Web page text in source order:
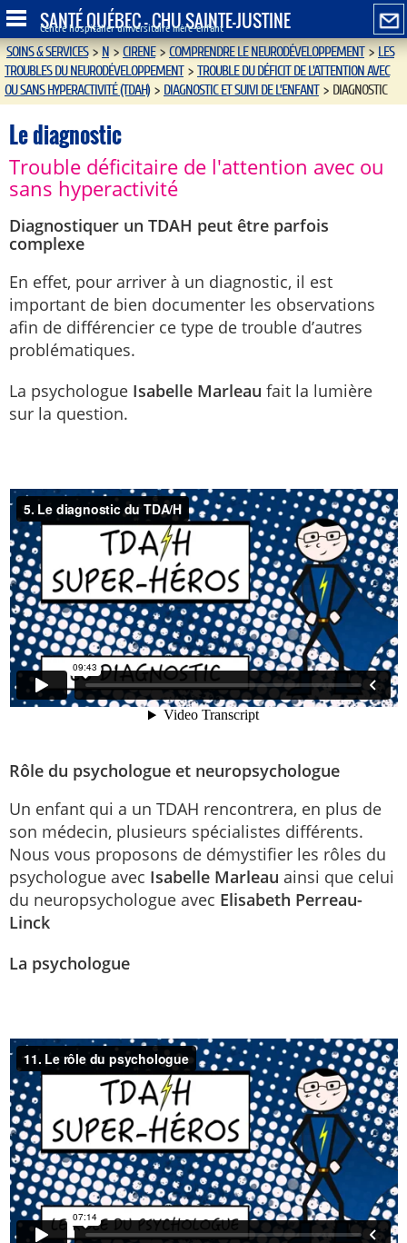
SANTÉ QUÉBEC - CHU SAINTE-JUSTINE
Centre hospitalier universitaire mère-enfant
SOINS & SERVICES>N>CIRENE>COMPRENDRE LE NEURODÉVELOPPEMENT>LES
TROUBLES DU NEURODÉVELOPPEMENT > TROUBLE DU DÉFICIT DE L'ATTENTION AVEC
OU SANS HYPERACTIVITÉ (TDAH) > DIAGNOSTIC ET SUIVI DE L’ENFANT > DIAGNOSTIC
Le diagnostic
Trouble déficitaire de l'attention avec ou
sans hyperactivité
Diagnostiquer un TDAH peut être parfois
complexe
En effet, pour arriver à un diagnostic, il est
important de bien documenter les observations
afin de différencier ce type de trouble d’autres
problématiques.
La psychologue Isabelle Marleau fait la lumière
sur la question.
Rôle du psychologue et neuropsychologue
Un enfant qui a un TDAH rencontrera, en plus de
son médecin, plusieurs spécialistes différents.
Nous vous proposons de démystifier les rôles du
psychologue avec Isabelle Marleau ainsi que celui
du neuropsychologue avec Elisabeth Perreau-
Linck
La psychologue